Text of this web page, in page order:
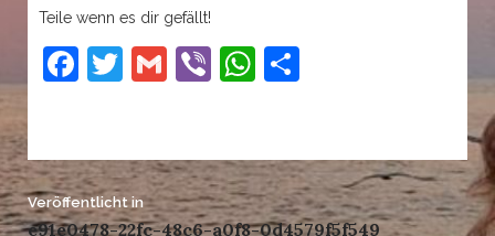
Teile wenn es dir gefällt!
Facebook
Twitter
GmailViberWhatsApp
Beitrags-
Veröffentlicht in
e91e0478-22fc-48c6-a0f8-0d4579f5f549